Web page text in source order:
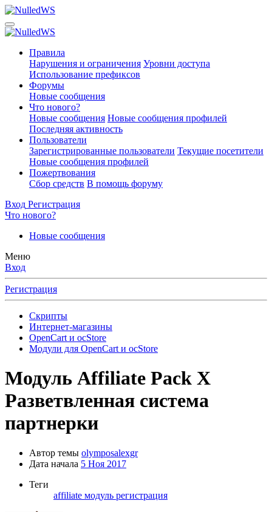
Правила
Нарушения и ограничения Уровни доступа
Использование префиксов
Форумы
Новые сообщения
Что нового?
Новые сообщения Новые сообщения профилей
Последняя активность
Пользователи
Зарегистрированные пользователи Текущие посетители
Новые сообщения профилей
Пожертвования
Сбор средств В помощь форуму
Вход Регистрация
Что нового?
Новые сообщения
Меню
Вход
Регистрация
Скрипты
Интернет-магазины
OpenCart и ocStore
Модули для OpenCart и ocStore
Модуль Affiliate Pack X
Разветвленная система
партнерки
Автор темы olymposalexgr
Дата начала 5 Ноя 2017
Теги
affiliate модуль регистрация